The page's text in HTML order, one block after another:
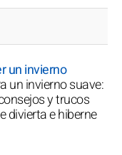
un invierno
un invierno suave:
y trucos
divierta e hiberne